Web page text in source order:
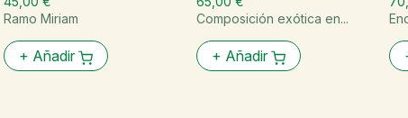
Ramo Miriam
+ Añadir
Composición exótica en...
+ Añadir